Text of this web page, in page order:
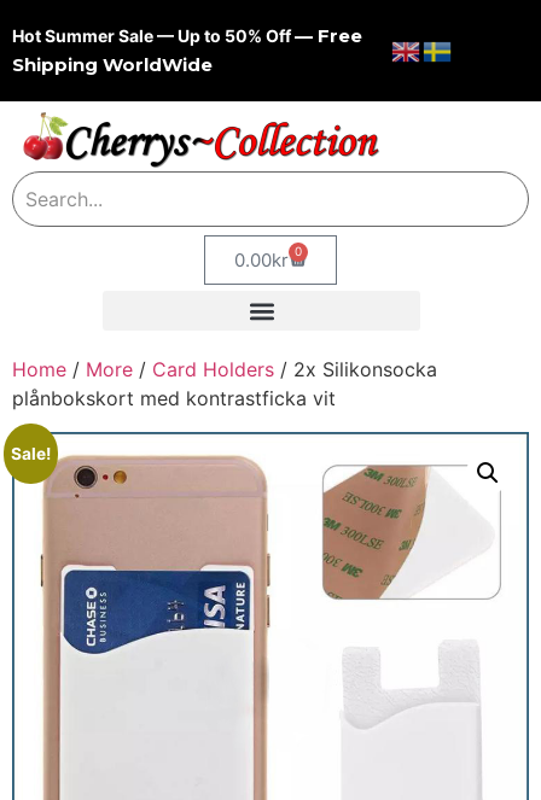
Hot Summer Sale — Up to 50% Off— Free
Shipping WorldWide
0.00kr 0
Home / More / Card Holders / 2x Silikonsocka
plånbokskort med kontrastficka vit
Sale!